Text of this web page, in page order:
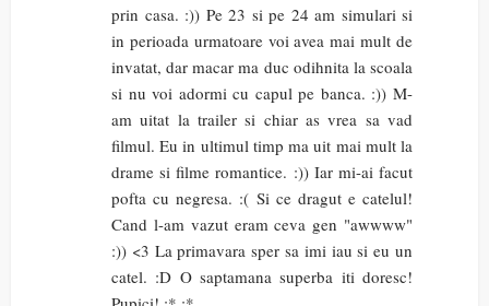
prin casa. :)) Pe 23 si pe 24 am simulari si
in perioada urmatoare voi avea mai mult de
invatat, dar macar ma duc odihnita la scoala
si nu voi adormi cu capul pe banca. :)) M-
am uitat la trailer si chiar as vrea sa vad
filmul. Eu in ultimul timp ma uit mai mult la
drame si filme romantice. :)) Iar mi-ai facut
pofta cu negresa. :( Si ce dragut e catelul!
Cand l-am vazut eram ceva gen "awwww"
:)) <3 La primavara sper sa imi iau si eu un
catel. :D O saptamana superba iti doresc!